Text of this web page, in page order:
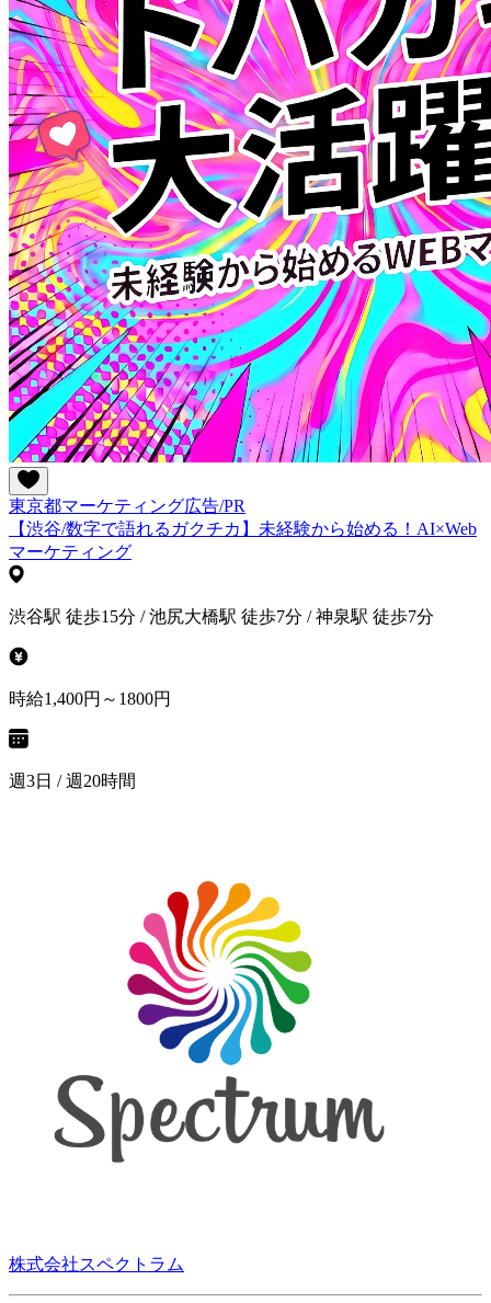
東京都マーケティング広告/PR
【渋谷/数字で語れるガクチカ】未経験から始める！AI×Web
マーケティング
渋谷駅 徒歩15分 / 池尻大橋駅 徒歩7分 / 神泉駅 徒歩7分
時給1,400円～1800円
週3日 / 週20時間
株式会社スペクトラム